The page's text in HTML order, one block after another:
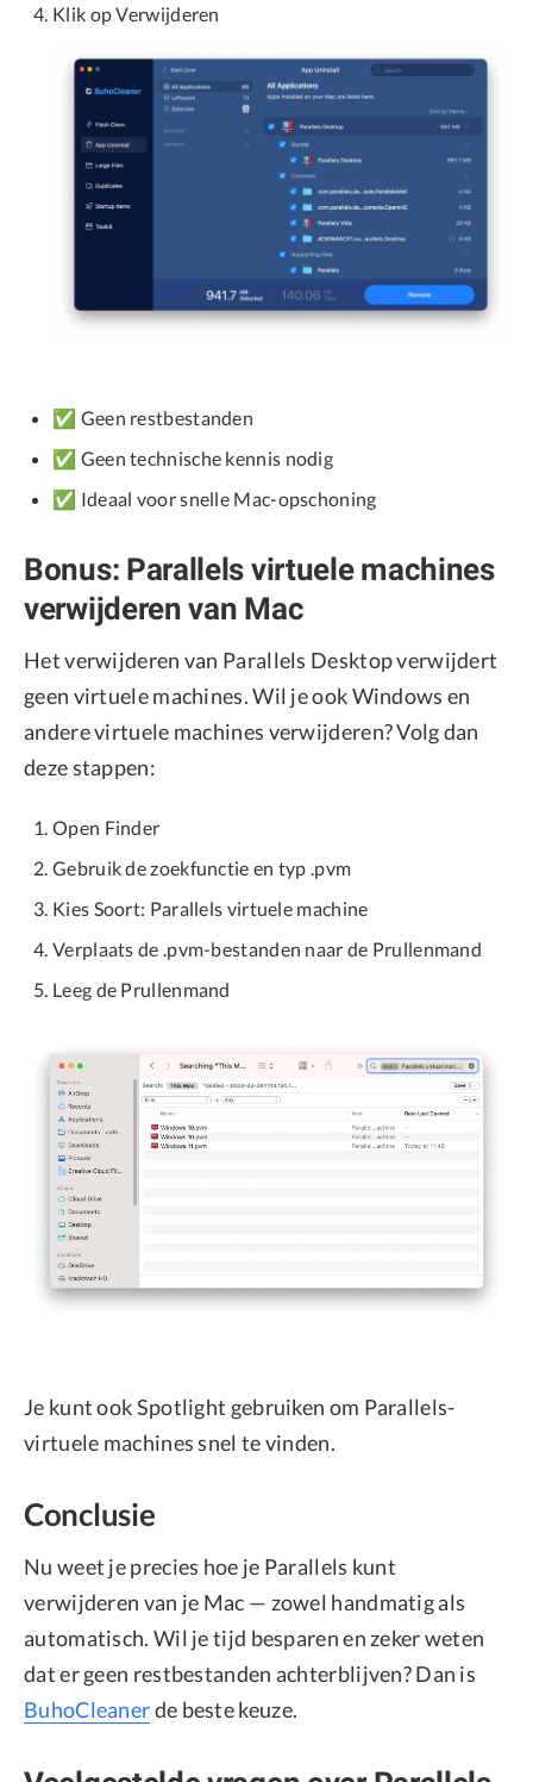
Klik op Verwijderen
✅ Geen restbestanden
✅ Geen technische kennis nodig
✅ Ideaal voor snelle Mac-opschoning
Bonus: Parallels virtuele machines
verwijderen van Mac
Het verwijderen van Parallels Desktop verwijdert
geen virtuele machines. Wil je ook Windows en
andere virtuele machines verwijderen? Volg dan
deze stappen:
Open Finder
Gebruik de zoekfunctie en typ .pvm
Kies Soort: Parallels virtuele machine
Verplaats de .pvm-bestanden naar de Prullenmand
Leeg de Prullenmand
Je kunt ook Spotlight gebruiken om Parallels-
virtuele machines snel te vinden.
Conclusie
Nu weet je precies hoe je Parallels kunt
verwijderen van je Mac — zowel handmatig als
automatisch. Wil je tijd besparen en zeker weten
dat er geen restbestanden achterblijven? Dan is
BuhoCleanerde beste keuze.